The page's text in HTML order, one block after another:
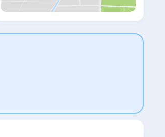
ванная комната с душем, бесплатными
туалетно-косметическими
принадлежностями и феном. Также
располагается на расстоянии 3,1 км и 3,2